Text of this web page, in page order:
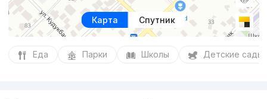
Карта Спутник
Еда Парки Школы Детские сады